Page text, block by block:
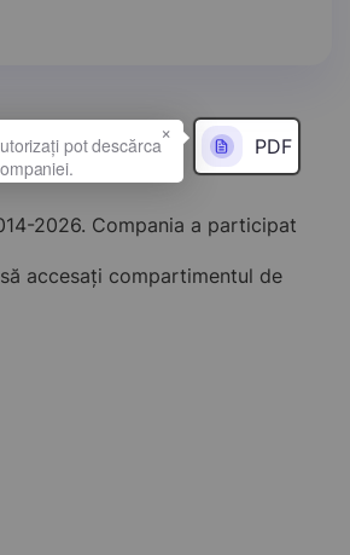
PDF
2026. Compania a participat
accesați compartimentul de
×